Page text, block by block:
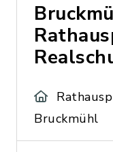
Bruckmühl